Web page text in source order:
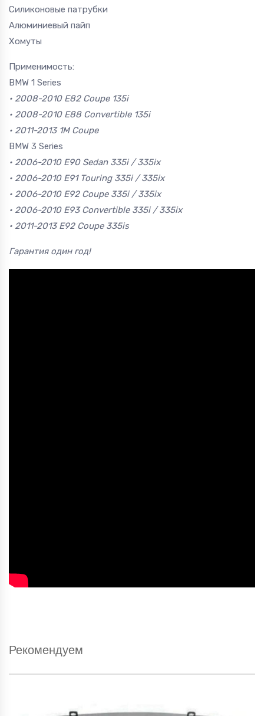
Силиконовые патрубки
Алюминиевый пайп
Хомуты
Применимость:
BMW 1 Series
• 2008-2010 E82 Coupe 135i
• 2008-2010 E88 Convertible 135i
• 2011-2013 1M Coupe
BMW 3 Series
• 2006-2010 E90 Sedan 335i / 335ix
• 2006-2010 E91 Touring 335i / 335ix
• 2006-2010 E92 Coupe 335i / 335ix
• 2006-2010 E93 Convertible 335i / 335ix
• 2011-2013 E92 Coupe 335is
Гарантия один год!
Рекомендуем